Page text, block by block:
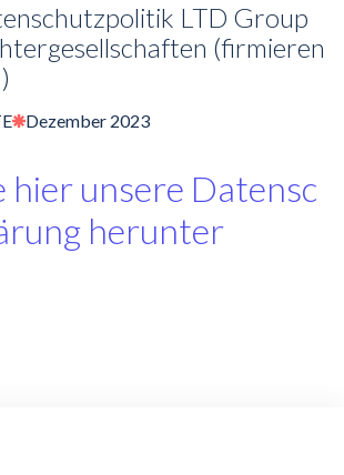
LTD Group
(firmieren
Dezember 2023
hier unsere Datensc
herunter